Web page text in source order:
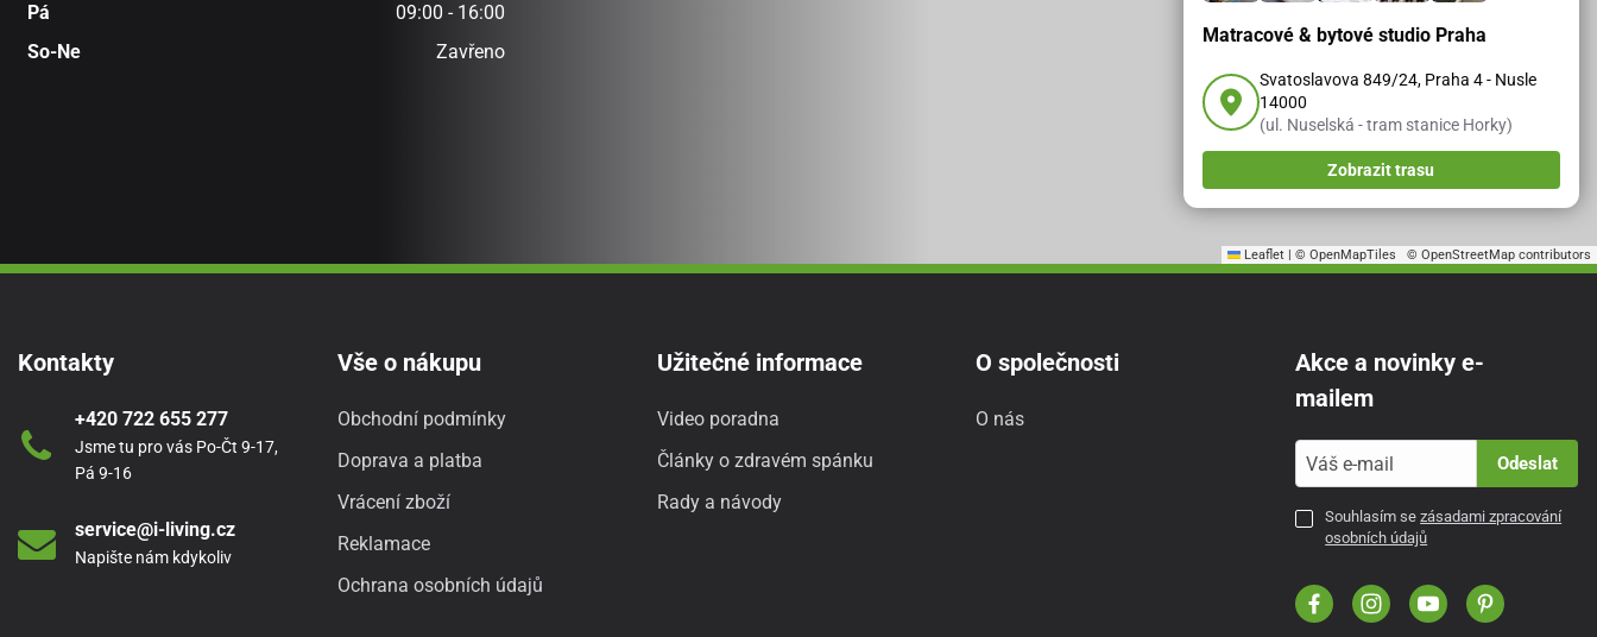
Leaflet © OpenMapTiles © OpenStreetMap contributors
Pá
09:00 - 16:00
So-Ne
Zavřeno
Matracové & bytové studio Praha
Svatoslavova 849/24, Praha 4 - Nusle
14000
(ul. Nuselská - tram stanice Horky)
Zobrazit trasu
Kontakty
+420 722 655 277
Jsme tu pro vás Po-Čt 9-17,
Pá 9-16
service@i-living.cz
Napište nám kdykoliv
Vše o nákupu
Obchodní podmínky
Doprava a platba
Vrácení zboží
Reklamace
Ochrana osobních údajů
Užitečné informace
Video poradna
Články o zdravém spánku
Rady a návody
O společnosti
O nás
Akce a novinky e-
mailem
Odeslat
Souhlasím sezásadami zpracování
osobních údajů